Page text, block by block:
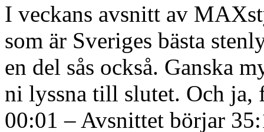
I veckans avsnitt av
som är Sveriges bästa
en del sås också. Ganska
ni lyssna till slutet. Och ja,
00:01 – Avsnittet börjar